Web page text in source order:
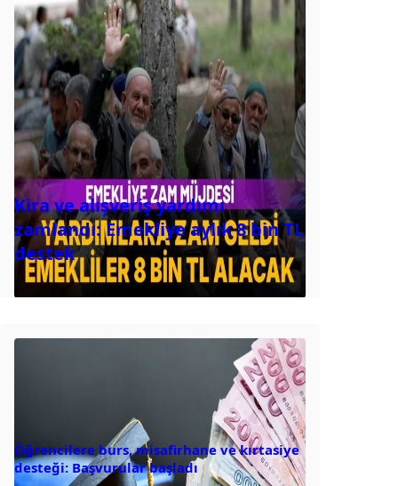
Kira ve alışveriş yardımı
zamlandı: Emekliye aylık 8 bin TL
destek
Öğrencilere burs, misafirhane ve kırtasiye
desteği: Başvurular başladı